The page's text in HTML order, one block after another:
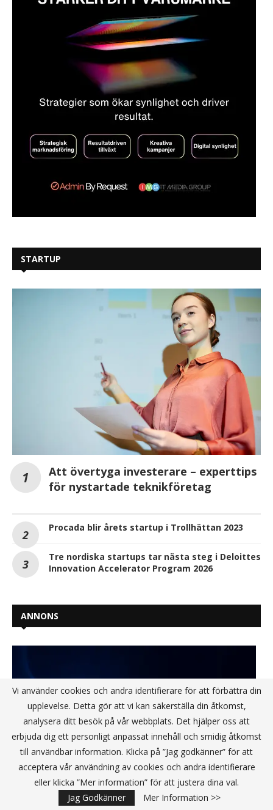
STARTUP
Att övertyga investerare – experttips
för nystartade teknikföretag
Procada blir årets startup i Trollhättan 2023
Tre nordiska startups tar nästa steg i Deloittes
Innovation Accelerator Program 2026
ANNONS
Vi använder cookies och andra identifierare för att förbättra din
upplevelse. Detta gör att vi kan säkerställa din åtkomst,
analysera ditt besök på vår webbplats. Det hjälper oss att
erbjuda dig ett personligt anpassat innehåll och smidig åtkomst
till användbar information. Klicka på ”Jag godkänner” för att
acceptera vår användning av cookies och andra identifierare
eller klicka ”Mer information” för att justera dina val.
Jag Godkänner
Mer Information >>